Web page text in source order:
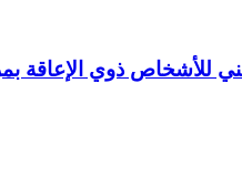
للأشخاص ذوي الإعاقة